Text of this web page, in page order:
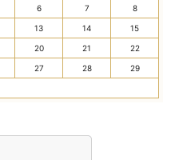
6 7 8
13 14 15
20 21 22
27 28 29